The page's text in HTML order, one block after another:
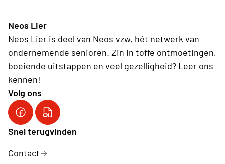
Neos Lier
Neos Lier is deel van Neos vzw, hét netwerk van
ondernemende senioren. Zin in toffe ontmoetingen,
boeiende uitstappen en veel gezelligheid? Leer ons
kennen!
Volg ons
Onze FB paginaYouTube kanaal van Neos VZW
Snel terugvinden
Contact